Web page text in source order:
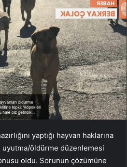
yaptığı hayvan haklarına
öldürme düzenlemesi
oldu. Sorunun çözümüne